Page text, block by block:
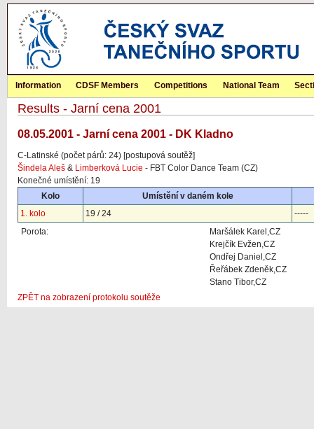
Information CDSF Members Competitions National Team
Results - Jarní cena 2001
08.05.2001 - Jarní cena 2001 - DK Kladno
C-Latinské (počet párů: 24) [postupová soutěž]
Šindela Aleš & Limberková Lucie - FBT Color Dance Team (CZ)
Konečné umístění: 19
Kolo
Umístění v daném kole
1. kolo
19 / 24
-----
Porota:
Maršálek Karel,CZ
Krejčík Evžen,CZ
Ondřej Daniel,CZ
Řeřábek Zdeněk,CZ
Stano Tibor,CZ
ZPĚT na zobrazení protokolu soutěže